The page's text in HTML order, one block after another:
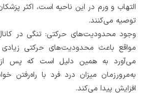
التهاب و ورم در این ناحیه است، اکثر
توصیه می‌کنند.
وجود محدودیت‌های حرکتی: تنگی در
مواقع باعث محدودیت‌های حرکتی زیادی
می‌آورد به همین دلیل است که پس از
به‌مرورزمان میزان درد فرد با راه‌رفتن
افزایش پیدا می‌کند.